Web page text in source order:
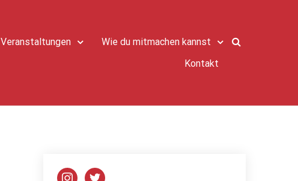
Veranstaltungen
Wie du mitmachen kannst
Kontakt
instagram
twitter